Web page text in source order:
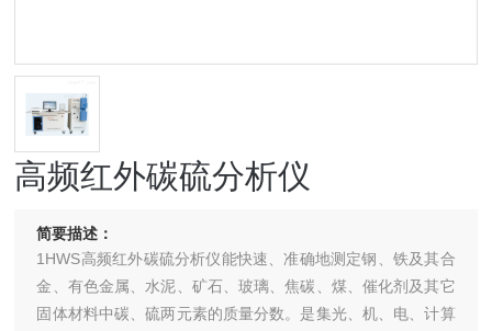
高频红外碳硫分析仪
简要描述：
1HWS高频红外碳硫分析仪能快速、准确地测定钢、铁及其合
金、有色金属、水泥、矿石、玻璃、焦碳、煤、催化剂及其它
固体材料中碳、硫两元素的质量分数。是集光、机、电、计算